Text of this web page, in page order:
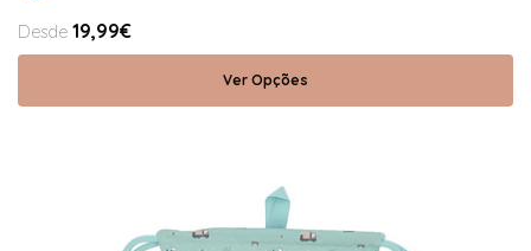
Desde 19,99€
Ver Opções